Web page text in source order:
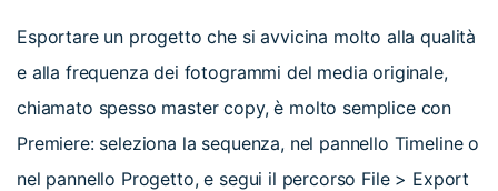
Esportare un progetto che si avvicina molto alla qualità
e alla frequenza dei fotogrammi del media originale,
chiamato spesso master copy, è molto semplice con
Premiere: seleziona la sequenza, nel pannello Timeline o
nel pannello Progetto, e segui il percorso File > Export